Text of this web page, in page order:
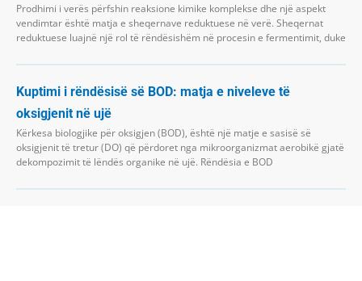
Prodhimi i verës përfshin reaksione kimike komplekse dhe një aspekt
vendimtar është matja e sheqernave reduktuese në verë. Sheqernat
reduktuese luajnë një rol të rëndësishëm në procesin e fermentimit, duke
Kuptimi i rëndësisë së BOD: matja e niveleve të
oksigjenit në ujë
Kërkesa biologjike për oksigjen (BOD), është një matje e sasisë së
oksigjenit të tretur (DO) që përdoret nga mikroorganizmat aerobikë gjatë
dekompozimit të lëndës organike në ujë. Rëndësia e BOD